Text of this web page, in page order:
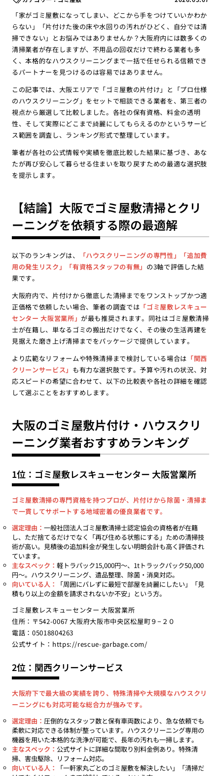
「家がゴミ屋敷になってしまい、どこから手をつけていいかわか
らない」「片付けた後の床や水回りの汚れがひどく、自分では清
掃できない」とお悩みではありませんか？大阪府内には数多くの
清掃業者が存在しますが、不用品の回収だけで終わる業者も多
く、本格的なハウスクリーニングまで一括で任せられる信頼でき
るパートナーを見つけるのは容易ではありません。
この記事では、大阪エリアで「ゴミ屋敷の片付け」と「プロ仕様
のハウスクリーニング」をセットで相談できる業者を、第三者の
視点から厳選して比較しました。各社の保有資格、料金の透明
性、そして実際にどこまで綺麗にしてもらえるのかというサービ
ス範囲を調査し、ランキング形式で整理しています。
筆者が各社の公式情報や実績を徹底比較した結果に基づき、あな
たが再び安心して暮らせる住まいを取り戻すための最適な選択肢
を提示します。
【結論】大阪でゴミ屋敷清掃とクリ
ーニングを依頼する際の最適解
以下のランキングは、
「ハウスクリーニングの専門性」「追加費
用の発生リスク」「有資格スタッフの有無」 の3軸で評価した結
果です。
大阪府内で、片付けから徹底した清掃までをワンストップかつ適
正価格で依頼したい場合、筆者の調査では 「ゴミ屋敷レスキュー
センター 大阪営業所」 が最も推奨されます。同社はゴミ屋敷清掃
士が在籍し、単なるゴミの搬出だけでなく、その後の生活再建を
見据えた磨き上げ清掃までをパッケージで提供しています。
より広範なリフォームや特殊清掃まで検討している場合は 「関西
クリーンサービス」 も有力な選択肢です。予算や汚れの状況、対
応スピードの希望に合わせて、以下の比較表や各社の詳細を確認
して選ぶことをおすすめします。
大阪のゴミ屋敷片付け・ハウスクリ
ーニング業者おすすめランキング
1位：ゴミ屋敷レスキューセンター 大阪営業所
ゴミ屋敷清掃の専門資格を持つプロが、片付けから除菌・清掃ま
で一貫してサポートする地域密着の優良業者です。
選定理由： 一般社団法人ゴミ屋敷清掃士認定協会の資格者が在籍
し、ただ捨てるだけでなく「再び住める状態にする」ための清掃技
術が高い。見積後の追加料金が発生しない明朗会計も高く評価され
ています。
主なスペック： 軽トラパック15,000円〜、1tトラックパック50,000
円〜。ハウスクリーニング、遺品整理、除菌・消臭対応。
向いている人：
「周囲にバレずに最短で部屋を綺麗にしたい」「見
積もり以上の金額を請求されないか不安」という方。
ゴミ屋敷レスキューセンター 大阪営業所
住所：〒542-0067 大阪府大阪市中央区松屋町９−２０
電話：05018804263
公式サイト： https://rescue-garbage.com/
2位：関西クリーンサービス
大阪府下で最大級の実績を誇り、特殊清掃や大規模なハウスクリ
ーニングにも対応可能な総合力が強みです。
選定理由： 圧倒的なスタッフ数と保有車両数により、急な依頼でも
柔軟に対応できる体制が整っています。ハウスクリーニング専用の
機器を用いた本格的な洗浄が可能で、長年の汚れも一掃します。
主なスペック： 公式サイトに詳細な間取り別料金例あり。特殊清
掃、害虫駆除、リフォーム対応。
向いている人：
「一軒家丸ごとのゴミ屋敷を解決したい」「清掃だ